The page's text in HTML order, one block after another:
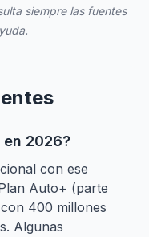
siempre las fuentes
en 2026?
con ese
Auto+ (parte
400 millones
Algunas